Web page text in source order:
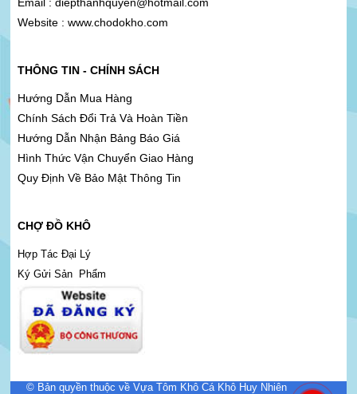
Email : diepthanhquyen@hotmail.com
Website : www.chodokho.com
THÔNG TIN - CHÍNH SÁCH
Hướng Dẫn Mua Hàng
Chính Sách Đổi Trả Và Hoàn Tiền
Hướng Dẫn Nhận Bảng Báo Giá
Hình Thức Vận Chuyển Giao Hàng
Quy Định Về Bảo Mật Thông Tin
CHỢ ĐỒ KHÔ
Hợp Tác Đại Lý
Ký Gửi Sản Phẩm
© Bản quyền thuộc về Vựa Tôm Khô Cá Khô Huy Nhiên